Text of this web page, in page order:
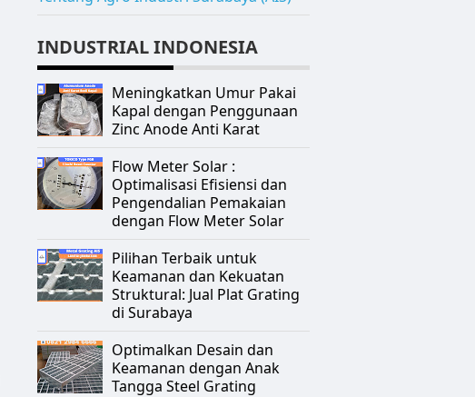
INDUSTRIAL INDONESIA
Meningkatkan Umur Pakai
Kapal dengan Penggunaan
Zinc Anode Anti Karat
Flow Meter Solar :
Optimalisasi Efisiensi dan
Pengendalian Pemakaian
dengan Flow Meter Solar
Pilihan Terbaik untuk
Keamanan dan Kekuatan
Struktural: Jual Plat Grating
di Surabaya
Optimalkan Desain dan
Keamanan dengan Anak
Tangga Steel Grating